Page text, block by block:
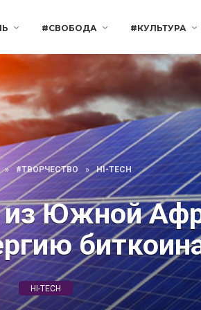
#СВОБОДА #КУЛЬТУРА
» #ТВОРЧЕСТВО » HI-TECH
из Южной
HI-TECH